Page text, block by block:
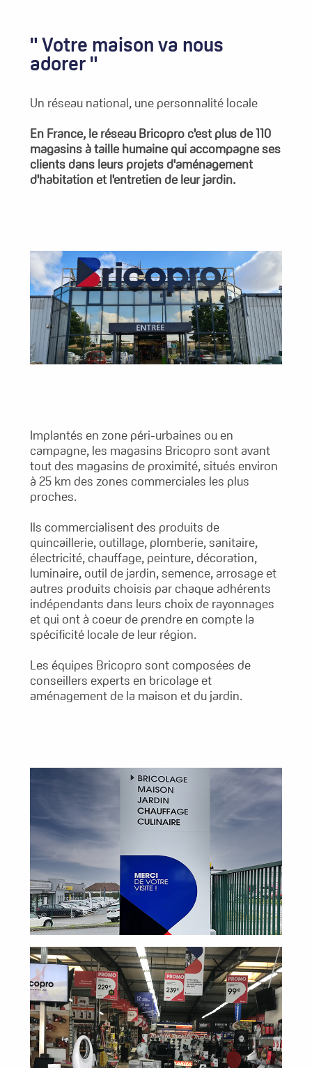
" Votre maison va nous
adorer "
Un réseau national, une personnalité locale
En France, le réseau Bricopro c'est plus de 110
magasins à taille humaine qui accompagne ses
clients dans leurs projets d'aménagement
d'habitation et l'entretien de leur jardin.
Implantés en zone péri-urbaines ou en
campagne, les magasins Bricopro sont avant
tout des magasins de proximité, situés environ
à 25 km des zones commerciales les plus
proches.
Ils commercialisent des produits de
quincaillerie, outillage, plomberie, sanitaire,
électricité, chauffage, peinture, décoration,
luminaire, outil de jardin, semence, arrosage et
autres produits choisis par chaque adhérents
indépendants dans leurs choix de rayonnages
et qui ont à coeur de prendre en compte la
spécificité locale de leur région.
Les équipes Bricopro sont composées de
conseillers experts en bricolage et
aménagement de la maison et du jardin.